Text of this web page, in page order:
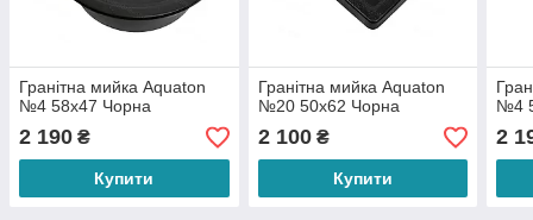
Гранітна мийка Aquaton
№4 58х47 Чорна
2 190 ₴
Купити
Гранітна мийка Aquaton
№20 50х62 Чорна
2 100₴
Купити
№4
2